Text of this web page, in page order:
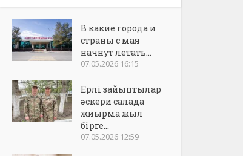
В какие города и
страны с мая
начнут летать...
07.05.2026 16:15
Ерлі зайыптылар
әскери салада
жиырма жыл
бірге...
07.05.2026 12:59